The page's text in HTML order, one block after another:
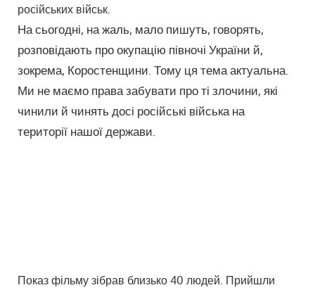
російських військ.
На сьогодні, на жаль, мало пишуть, говорять,
розповідають про окупацію півночі України й,
зокрема, Коростенщини. Тому ця тема актуальна.
Ми не маємо права забувати про ті злочини, які
чинили й чинять досі російські війська на
території нашої держави.
Показ фільму зібрав близько 40 людей. Прийшли